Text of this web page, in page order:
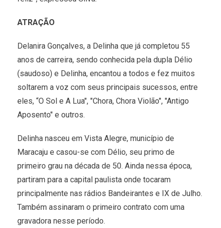
ATRAÇÃO
Delanira Gonçalves, a Delinha que já completou 55
anos de carreira, sendo conhecida pela dupla Délio
(saudoso) e Delinha, encantou a todos e fez muitos
soltarem a voz com seus principais sucessos, entre
eles, “O Sol e A Lua", "Chora, Chora Violão", "Antigo
Aposento" e outros.
Delinha nasceu em Vista Alegre, município de
Maracaju e casou-se com Délio, seu primo de
primeiro grau na década de 50. Ainda nessa época,
partiram para a capital paulista onde tocaram
principalmente nas rádios Bandeirantes e IX de Julho.
Também assinaram o primeiro contrato com uma
gravadora nesse período.